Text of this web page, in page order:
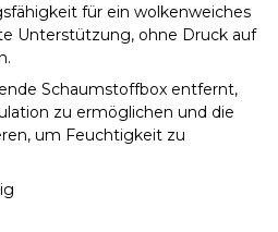
für ein wolkenweiches
Unterstützung, ohne Druck auf
Schaumstoffbox entfernt,
zu ermöglichen und die
um Feuchtigkeit zu